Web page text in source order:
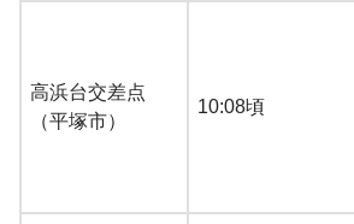
高浜台交差点
（平塚市）
10:08頃